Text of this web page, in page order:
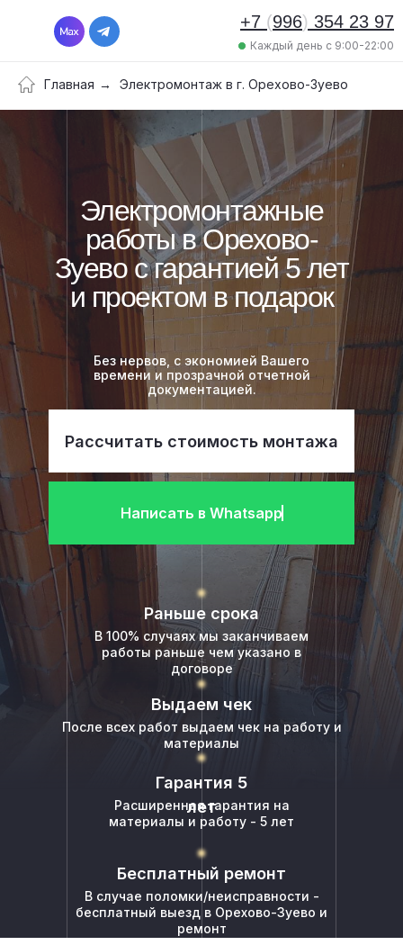
Каждый день с 9:00-22:00
+7 (996) 354 23 97
Главная → Электромонтаж в г. Орехово-Зуево
Электромонтажные
работы в Орехово-
Зуево с гарантией 5 лет
и проектом в подарок
Без нервов, с экономией Вашего
времени и прозрачной отчетной
документацией.
Раньше срока
В 100% случаях мы заканчиваем
работы раньше чем указано в
договоре
Гарантия 5
лет
Расширенная гарантия на
материалы и работу - 5 лет
Выдаем чек
После всех работ выдаем чек на работу и
материалы
Бесплатный ремонт
В случае поломки/неисправности -
бесплатный выезд в Орехово-Зуево и
ремонт
Рассчитать стоимость монтажа
Написать в Whatsapp